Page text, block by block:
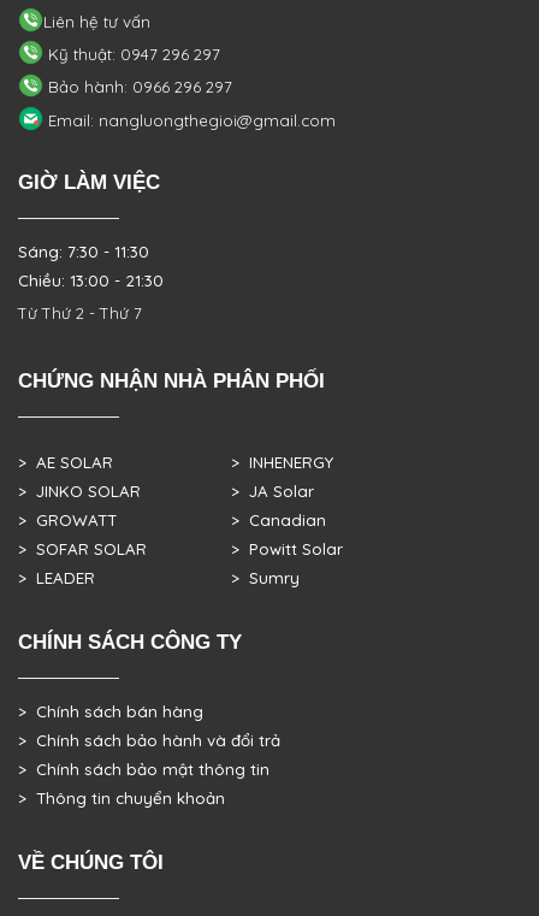
Liên hệ tư vấn
Kỹ thuật: 0947 296 297
Bảo hành: 0966 296 297
Email: nangluongthegioi@gmail.com
GIỜ LÀM VIỆC
Sáng: 7:30 - 11:30
Chiều: 13:00 - 21:30
Từ Thứ 2 - Thứ 7
CHỨNG NHẬN NHÀ PHÂN PHỐI
> AE SOLAR
> JINKO SOLAR
> GROWATT
> SOFAR SOLAR
> LEADER
> INHENERGY
> JA Solar
> Canadian
> Powitt Solar
> Sumry
CHÍNH SÁCH CÔNG TY
> Chính sách bán hàng
> Chính sách bảo hành và đổi trả
> Chính sách bảo mật thông tin
> Thông tin chuyển khoản
VỀ CHÚNG TÔI